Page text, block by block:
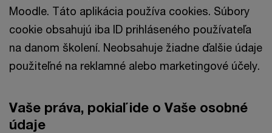
Moodle. Táto aplikácia používa cookies. Súbory
cookie obsahujú iba ID prihláseného používateľa
na danom školení. Neobsahuje žiadne ďalšie údaje
použiteľné na reklamné alebo marketingové účely.
Vaše práva, pokiaľ ide o Vaše osobné
údaje